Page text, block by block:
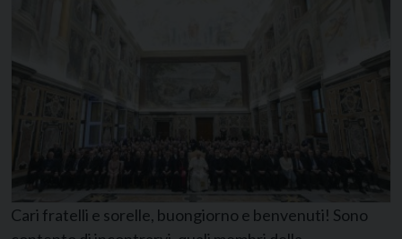
Cari fratelli e sorelle, buongiorno e benvenuti! Sono